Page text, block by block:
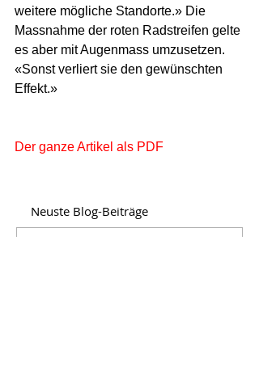
weitere mögliche Standorte.» Die
Massnahme der roten Radstreifen gelte
es aber mit Augenmass umzusetzen.
«Sonst verliert sie den gewünschten
Effekt.»
Der ganze Artikel als PDF
Neuste Blog-Beiträge